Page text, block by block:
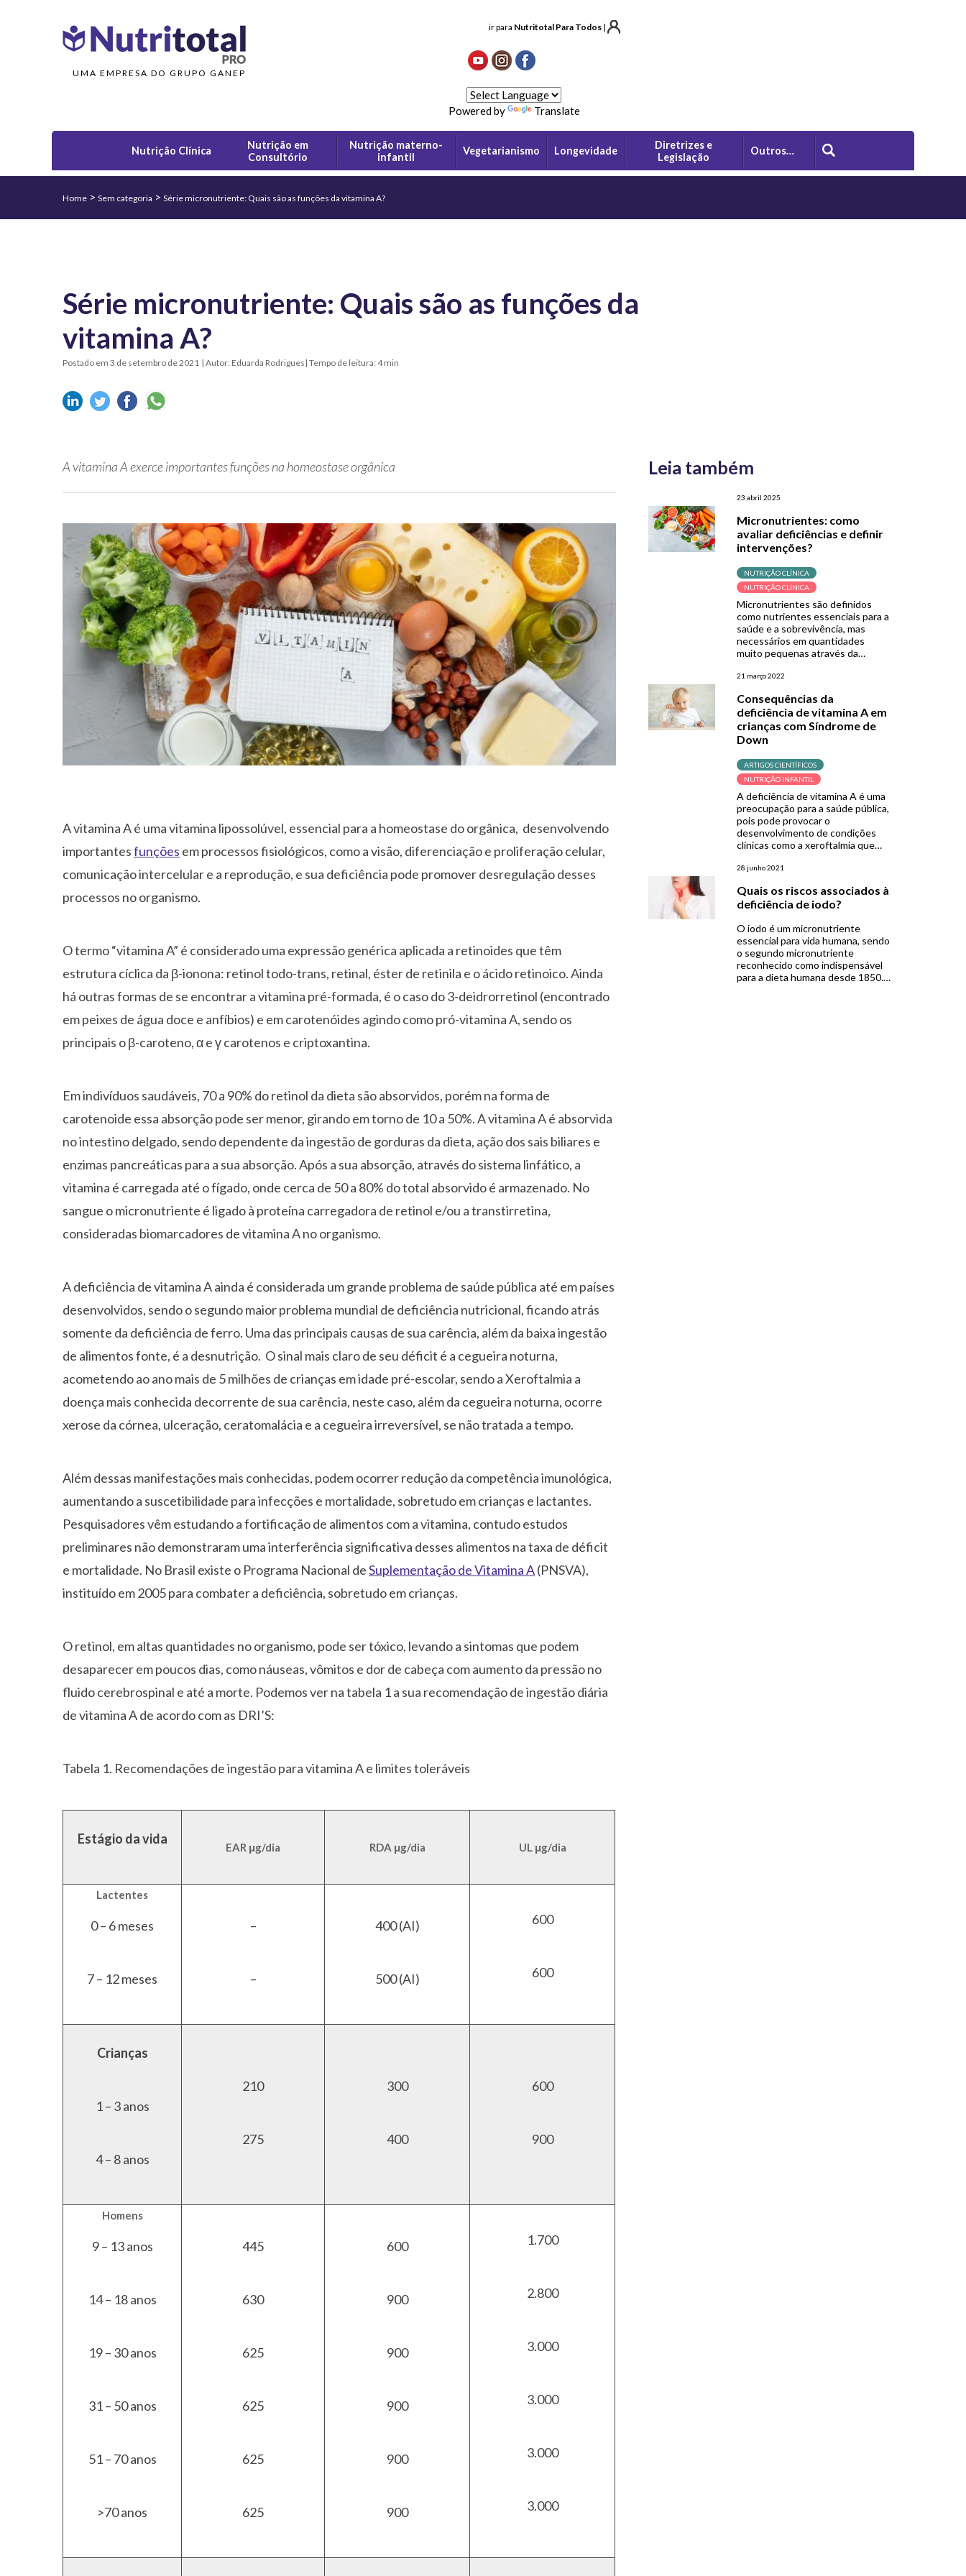
UMA EMPRESA DO GRUPO GANEP
Powered by Translate
ir para Nutritotal Para Todos |
Nutrição Clínica
Nutrição em
Consultório
Nutrição materno-
infantil
Vegetarianismo Longevidade
Diretrizes e
Legislação
Outros…
Home > Sem categoria > Série micronutriente: Quais são as funções da vitamina A?
Série micronutriente: Quais são as funções da
vitamina A?
Postado em 3 de setembro de 2021 | Autor: Eduarda Rodrigues| Tempo de leitura: 4 min
A vitamina A exerce importantes funções na homeostase orgânica
A vitamina A é uma vitamina lipossolúvel, essencial para a homeostase do orgânica, desenvolvendo
importantesfunções em processos fisiológicos, como a visão, diferenciação e proliferação celular,
comunicação intercelular e a reprodução, e sua deficiência pode promover desregulação desses
processos no organismo.
O termo “vitamina A” é considerado uma expressão genérica aplicada a retinoides que têm
estrutura cíclica da β-ionona: retinol todo-trans, retinal, éster de retinila e o ácido retinoico. Ainda
há outras formas de se encontrar a vitamina pré-formada, é o caso do 3-deidrorretinol (encontrado
em peixes de água doce e anfíbios) e em carotenóides agindo como pró-vitamina A, sendo os
principais o β-caroteno, α e γ carotenos e criptoxantina.
Em indivíduos saudáveis, 70 a 90% do retinol da dieta são absorvidos, porém na forma de
carotenoide essa absorção pode ser menor, girando em torno de 10 a 50%. A vitamina A é absorvida
no intestino delgado, sendo dependente da ingestão de gorduras da dieta, ação dos sais biliares e
enzimas pancreáticas para a sua absorção. Após a sua absorção, através do sistema linfático, a
vitamina é carregada até o fígado, onde cerca de 50 a 80% do total absorvido é armazenado. No
sangue o micronutriente é ligado à proteína carregadora de retinol e/ou a transtirretina,
consideradas biomarcadores de vitamina A no organismo.
A deficiência de vitamina A ainda é considerada um grande problema de saúde pública até em países
desenvolvidos, sendo o segundo maior problema mundial de deficiência nutricional, ficando atrás
somente da deficiência de ferro. Uma das principais causas de sua carência, além da baixa ingestão
de alimentos fonte, é a desnutrição. O sinal mais claro de seu déficit é a cegueira noturna,
acometendo ao ano mais de 5 milhões de crianças em idade pré-escolar, sendo a Xeroftalmia a
doença mais conhecida decorrente de sua carência, neste caso, além da cegueira noturna, ocorre
xerose da córnea, ulceração, ceratomalácia e a cegueira irreversível, se não tratada a tempo.
Além dessas manifestações mais conhecidas, podem ocorrer redução da competência imunológica,
aumentando a suscetibilidade para infecções e mortalidade, sobretudo em crianças e lactantes.
Pesquisadores vêm estudando a fortificação de alimentos com a vitamina, contudo estudos
preliminares não demonstraram uma interferência significativa desses alimentos na taxa de déficit
e mortalidade. No Brasil existe o Programa Nacional deSuplementação de Vitamina A(PNSVA),
instituído em 2005 para combater a deficiência, sobretudo em crianças.
O retinol, em altas quantidades no organismo, pode ser tóxico, levando a sintomas que podem
desaparecer em poucos dias, como náuseas, vômitos e dor de cabeça com aumento da pressão no
fluido cerebrospinal e até a morte. Podemos ver na tabela 1 a sua recomendação de ingestão diária
de vitamina A de acordo com as DRI’S:
Tabela 1. Recomendações de ingestão para vitamina A e limites toleráveis
Estágio da vida
EAR μg/dia RDA μg/dia UL μg/dia
Lactentes
0 – 6 meses
7 – 12 meses
–
–
400 (AI)
500 (AI)
600
600
Crianças
1 – 3 anos
4 – 8 anos
210
275
300
400
600
900
Homens
9 – 13 anos
14 – 18 anos
19 – 30 anos
31 – 50 anos
51 – 70 anos
>70 anos
445
630
625
625
625
625
600
900
900
900
900
900
1.700
2.800
3.000
3.000
3.000
3.000
Leia também
23 abril 2025
Micronutrientes: como
avaliar deficiências e definir
intervenções?
NUTRIÇÃO CLÍNICA
NUTRIÇÃO CLÍNICA
Micronutrientes são definidos
como nutrientes essenciais para a
saúde e a sobrevivência, mas
necessários em quantidades
muito pequenas através da
aproximadamente 20
incluindo as vitaminas e os
minerais. A deficiência de um ou
mais deles têm efeitos distintos,
que podem acarretar em sintomas
estima-se que essa deficiência
afete […]
21 março 2022
Consequências da
deficiência de vitamina A em
crianças com Síndrome de
Down
ARTIGOS CIENTÍFICOS
NUTRIÇÃO INFANTIL
A deficiência de vitamina A é uma
preocupação para a saúde pública,
pois pode provocar o
desenvolvimento de condições
clínicas como a xeroftalmia que
indivíduo. Ela também está
mortalidade por infecções em
crianças, sendo um alerta ao
[…]
28 junho 2021
Quais os riscos associados à
deficiência de iodo?
O iodo é um micronutriente
essencial para vida humana, sendo
o segundo micronutriente
reconhecido como indispensável
para a dieta humana desde 1850.